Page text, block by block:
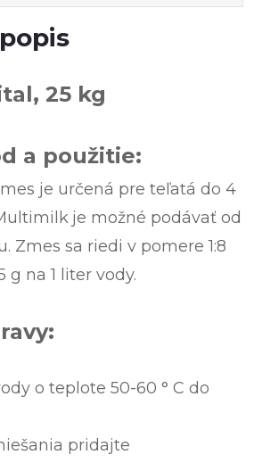
25 kg
a použitie:
je určená pre teľatá do 4
je možné podávať od
Zmes sa riedi v pomere 1:8
g na 1 liter vody.
o teplote 50-60 ° C do
pridajte